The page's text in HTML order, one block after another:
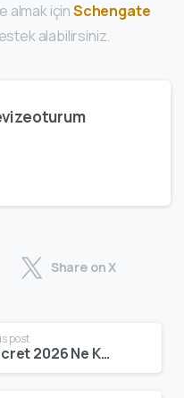
almak içinSchengate
alabilirsiniz.
Share on X
post
Litvanya Asgari Ücret 2026 Ne Kadar Olacak? Tahminler, Net Maaş ve Çalışma Koşulları